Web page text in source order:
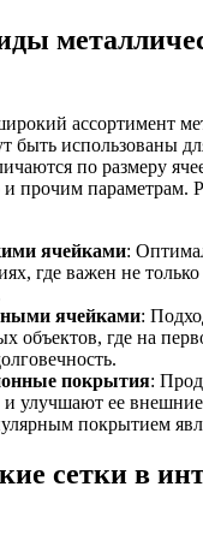
цинк,
ассортимент
быть использованы
по размеру
прочим параметрам.
ячейками:
где важен не
ячейками:
объектов, где на
покрытия:
улучшают ее внешние
покрытием
сетки в